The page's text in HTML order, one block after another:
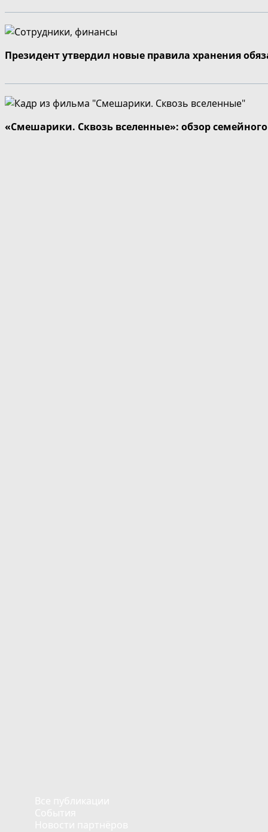
Президент утвердил новые правила хранения
«Смешарики. Сквозь вселенные»: обзор